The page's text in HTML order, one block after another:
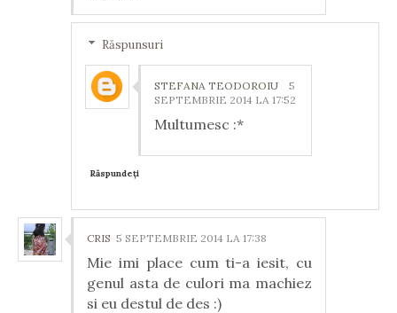
Răspunsuri
STEFANA TEODOROIU
5
SEPTEMBRIE 2014 LA 17:52
Multumesc :*
Răspundeți
CRIS 5 SEPTEMBRIE 2014 LA 17:38
Mie imi place cum ti-a iesit, cu
genul asta de culori ma machiez
si eu destul de des :)